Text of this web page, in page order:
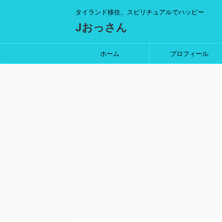
タイランド移住、スピリチュアルでハッピー
Jおっさん
ホーム プロフィール